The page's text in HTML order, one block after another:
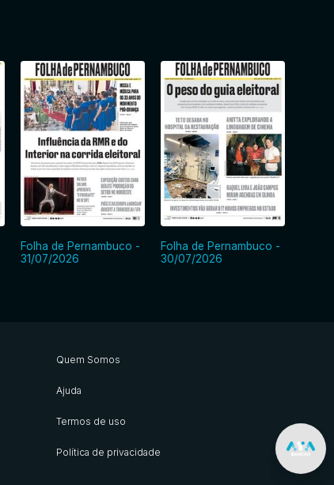
Folha de Pernambuco -
31/07/2026
Folha de Pernambuco -
30/07/2026
Quem Somos
Ajuda
Termos de uso
Política de privacidade